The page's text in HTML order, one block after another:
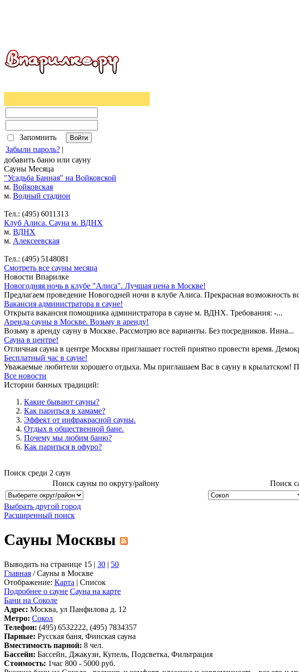
Запомнить
Забыли пароль? |
добавить баню или сауну
Сауны Месяца
"Усадьба Банная" на Войковской
м. Войковская
м. Водный стадион
Тел.: (495) 6011313
Клуб Алиса. Сауна м. ВДНХ
м. ВДНХ
м. Алексеевская
Тел.: (495) 5148081
Смотреть все сауны месяца
Новости Впарилке
Новогодняя ночь в клубе "Алиса". Лучшая цена в Москве!
Предлагаем проведение Новогодней ночи в клубе Алиса. Прекрасная возможность
Вакансия администратора в сауне!
Открыта вакансия помощника администратора в сауне м. ВДНХ. Требования: -...
Аренда сауны в Москве. Возьму в аренду!
Возьму в аренду сауну в Москве. Рассмотрю все варианты. Без посредников. Инна...
Сауна в центре!
Отличная сауна в центре Москвы приглашает гостей приятно провести время.
Бесплатный час в сауне!
Уважаемые любители хорошего отдыха. Мы приглашаем Вас в сауну в крылатском!
Все новости
Истории банных традиций:
Какие бывают сауны?
Как париться в хамаме?
Эффект от инфракрасной сауны.
Отдых в общественной бане.
Почему мы любим баню?
Как париться в офуро?
Поиск среди 2 саун
Поиск сауны по округу/району
Поиск
Выбрать другой город
Расширенный поиск
Сауны Москвы
Выводить на странице 15 | 30 | 50
Главная / Сауны в Москве
Отображение: Карта | Список
Подробнее о сауне Сауна на карте
Бани на Соколе
Адрес: Москва, ул Панфилова д. 12
Метро: Сокол
Телефон: (495) 6532222, (495) 7834357
Парные: Русская баня, Финская сауна
Вместимость парной: 8 чел.
Бассейн: Бассейн, Джакузи, Купель, Подсветка, Фильтрация
Стоимость: 1час 800 - 5000 руб.